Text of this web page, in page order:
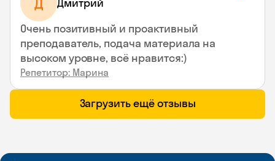
Очень позитивный и проактивный
преподаватель, подача материала на
высоком уровне, всё нравится:)
Репетитор: Марина
Загрузить ещё отзывы